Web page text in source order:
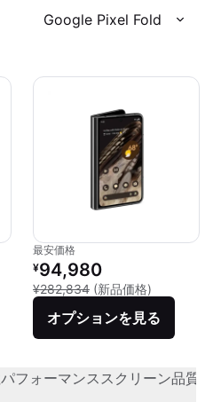
Google Pixel Fold
の比較：¥129,888
最安価格
リファービッシュ品の価格：
¥94,980
¥282,834 (新品価格)
オプションを見る
パフォーマンススクリーン品質